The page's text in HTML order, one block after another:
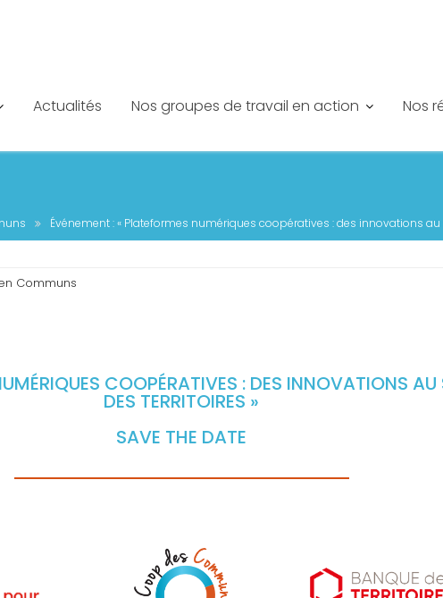
Actualités Nos groupes de travail en action Nos
Événement : « Plateformes numériques coopératives : des innovations au
Communs
COOPÉRATIVES : DES INNOVATIONS AU
DES TERRITOIRES »
SAVE THE DATE